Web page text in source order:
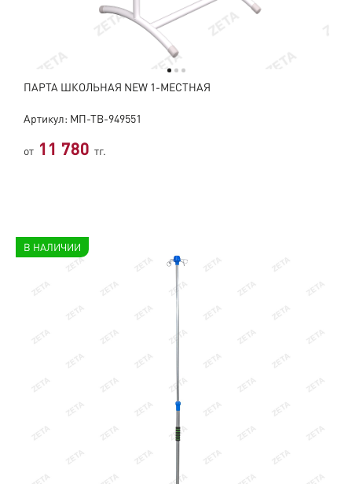
ПАРТА ШКОЛЬНАЯ NEW 1-МЕСТНАЯ
Артикул: МП-ТВ-949551
от 11 780 тг.
В НАЛИЧИИ